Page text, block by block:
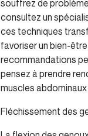
souffrez de
consultez un
ces techniques
favoriser un bien-
recommandations
pensez à prendre
muscles
Fléchissement des